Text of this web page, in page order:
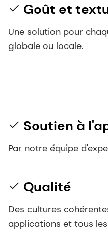
Goût et
Une solution pour
globale ou locale.
Soutien à
Par notre équipe
Qualité
Des cultures
applications et tous